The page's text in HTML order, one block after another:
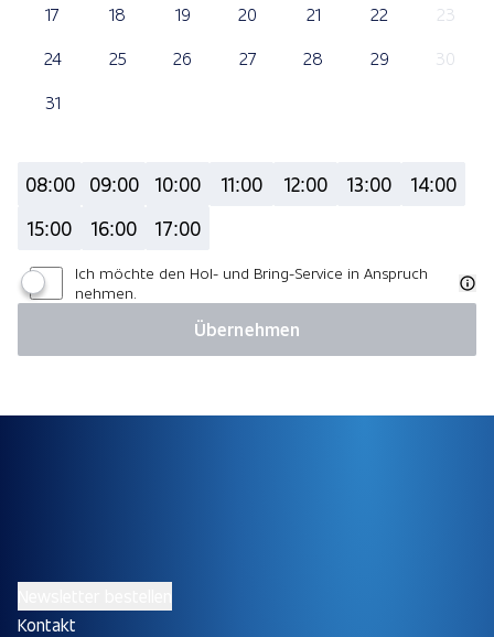
17
18 19 20 21 22
23
24
25 26 27 28 29
30
31
08:00 09:00 10:00 11:00 12:00 13:00
14:00
15:00
16:00 17:00
Ich möchte den Hol- und Bring-Service in Anspruch
nehmen.
Übernehmen
Kontakt